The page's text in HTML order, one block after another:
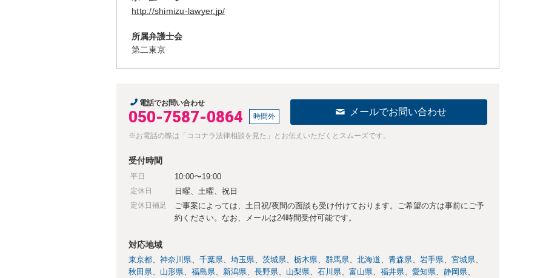
http://shimizu-lawyer.jp/
所属弁護士会
第二東京
電話でお問い合わせ
050-7587-0864 時間外 メールでお問い合わせ
※お電話の際は「ココナラ法律相談を見た」とお伝えいただくとスムーズです。
受付時間
平日 10:00〜19:00
定休日 日曜、土曜、祝日
定休日補足
ご事案によっては、土日祝/夜間の面談も受け付けております。ご希望の方は事前にご予
約ください。なお、メールは24時間受付可能です。
対応地域
東京都 神奈川県 千葉県 埼玉県 茨城県 栃木県 群馬県 北海道 青森県 岩手県
宮城県
秋田県
山形県 福島県 新潟県 長野県 山梨県 石川県 富山県 福井県 愛知県
静岡県